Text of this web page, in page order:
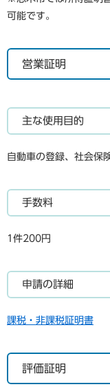
可能です。
営業証明
主な使用目的
自動車の登録、社会保
手数料
1件200円
申請の詳細
課税・非課税証明書
評価証明